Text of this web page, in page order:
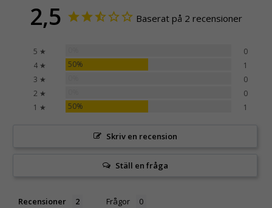
2,5 Baserat på 2 recensioner
5 ★
0
4 ★
50%
1
3 ★
0
2 ★
0
1 ★
50% 1
Skriv en recension
Ställ en fråga
Recensioner Frågor